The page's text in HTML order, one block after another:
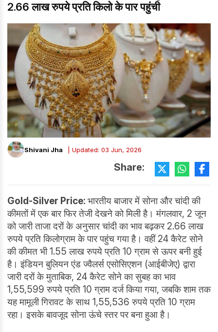
2.66 लाख रुपये प्रति किलो के पार पहुंची
Shivani Jha | Updated: 03 Jun, 2026
Share:
Gold-Silver Price: भारतीय बाजार में सोना और चांदी की
कीमतों में एक बार फिर तेजी देखने को मिली है। मंगलवार, 2 जून
को जारी ताजा दरों के अनुसार चांदी का भाव बढ़कर 2.66 लाख
रुपये प्रति किलोग्राम के पार पहुंच गया है। वहीं 24 कैरेट सोने
की कीमत भी 1.55 लाख रुपये प्रति 10 ग्राम से ऊपर बनी हुई
है। इंडियन बुलियन एंड ज्वैलर्स एसोसिएशन (आईबीजेए) द्वारा
जारी दरों के मुताबिक, 24 कैरेट सोने का सुबह का भाव
1,55,599 रुपये प्रति 10 ग्राम दर्ज किया गया, जबकि शाम तक
यह मामूली गिरावट के साथ 1,55,536 रुपये प्रति 10 ग्राम
रहा। इसके बावजूद सोना ऊंचे स्तर पर बना हुआ है।